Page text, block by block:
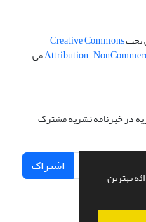
بهترین
تحتCreative Commons
Attribution-می
در خبرنامه نشریه مشترک
اشتراک